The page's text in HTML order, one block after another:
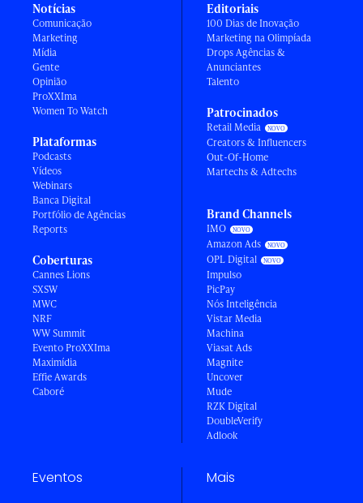
Notícias
Comunicação
Marketing
Mídia
Gente
Opinião
ProXXIma
Women To Watch
Plataformas
Podcasts
Vídeos
Webinars
Banca Digital
Portfólio de Agências
Reports
Coberturas
Cannes Lions
SXSW
MWC
NRF
WW Summit
Evento ProXXIma
Maximídia
Effie Awards
Caboré
Editoriais
100 Dias de Inovação
Marketing na Olimpíada
Drops Agências &
Anunciantes
Talento
Patrocinados
Retail Media
Creators & Influencers
Out-Of-Home
Martechs & Adtechs
Brand Channels
IMO
Amazon Ads
OPL Digital
Impulso
PicPay
Nós Inteligência
Vistar Media
Machina
Viasat Ads
Magnite
Uncover
Mude
RZK Digital
DoubleVerify
Adlook
Eventos Mais